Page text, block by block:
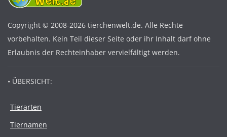
Copyright © 2008-2026 tierchenwelt.de. Alle Rechte
vorbehalten. Kein Teil dieser Seite oder ihr Inhalt darf ohne
Erlaubnis der Rechteinhaber vervielfältigt werden.
• ÜBERSICHT:
Tierarten
Tiernamen